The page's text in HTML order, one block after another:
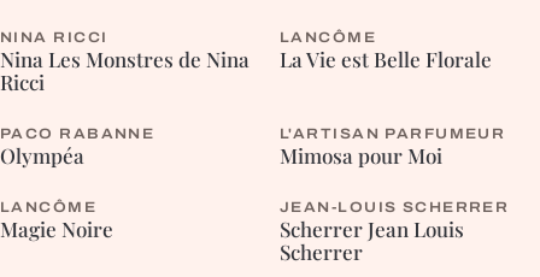
FLEURIE
NINA RICCI
Nina Les Monstres de Nina
Ricci
FLEURIE
LANCÔME
La Vie est Belle Florale
FLEURIE
PACO RABANNE
Olympéa FLEURIE
L'ARTISAN PARFUMEUR
Mimosa pour Moi
ORIENTALE
LANCÔME
Magie Noire CHYPRÉE
JEAN-LOUIS SCHERRER
Scherrer Jean Louis
Scherrer